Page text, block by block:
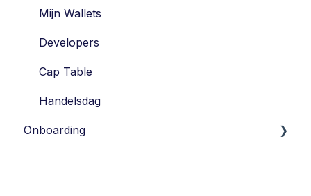
Aandelen
Vesting
Risico's
Mijn Wallets
Developers
Cap Table
Handelsdag
Onboarding